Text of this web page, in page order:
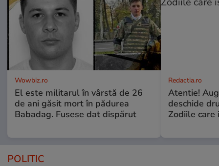
Wowbiz.ro
El este militarul în vârstă de 26
de ani găsit mort în pădurea
Babadag. Fusese dat dispărut
Redactia.ro
Atentie!
deschide
Zodiile care
POLITIC